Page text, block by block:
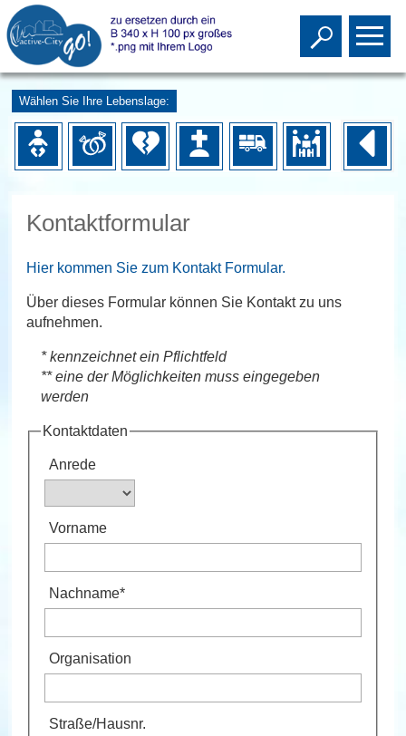
Toggle
Wählen Sie Ihre Lebenslage:
Kontaktformular
Hier kommen Sie zum Kontakt Formular.
Über dieses Formular können Sie Kontakt zu uns
aufnehmen.
* kennzeichnet ein Pflichtfeld
** eine der Möglichkeiten muss eingegeben
werden
Kontaktdaten
Anrede
Vorname
Nachname*
Organisation
Straße/Hausnr.